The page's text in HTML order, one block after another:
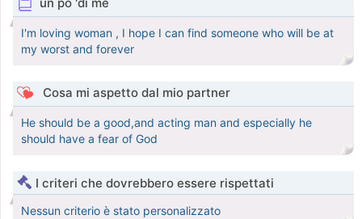
I'm loving woman , I hope I can find someone who will be at
my worst and forever
Cosa mi aspetto dal mio partner
He should be a good,and acting man and especially he
should have a fear of God
I criteri che dovrebbero essere rispettati
Nessun criterio è stato personalizzato